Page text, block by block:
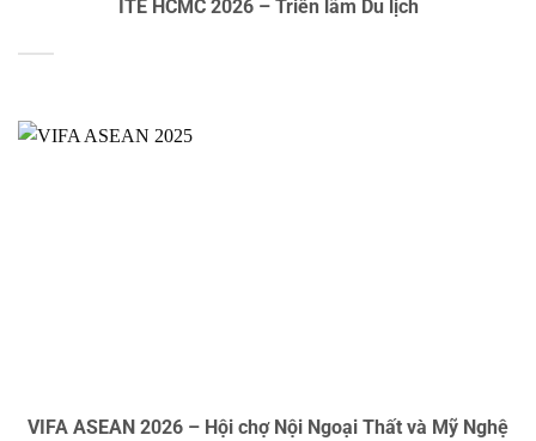
ITE HCMC 2026 – Triển lãm Du lịch
VIFA ASEAN 2026 – Hội chợ Nội Ngoại Thất và Mỹ Nghệ